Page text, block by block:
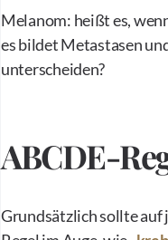
Melanom: heißt es,
es bildet Metastasen
unterscheiden?
ABCDE-
Grundsätzlich sollte auf